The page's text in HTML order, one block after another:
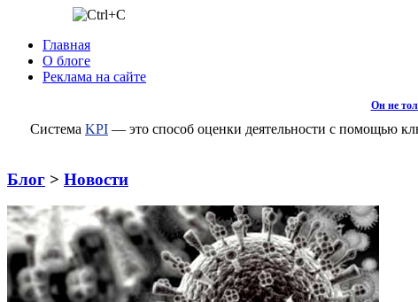
Главная
О блоге
Реклама на сайте
Он не
Система KPI — это способ оценки деятельности с помощью
Блог > Новости